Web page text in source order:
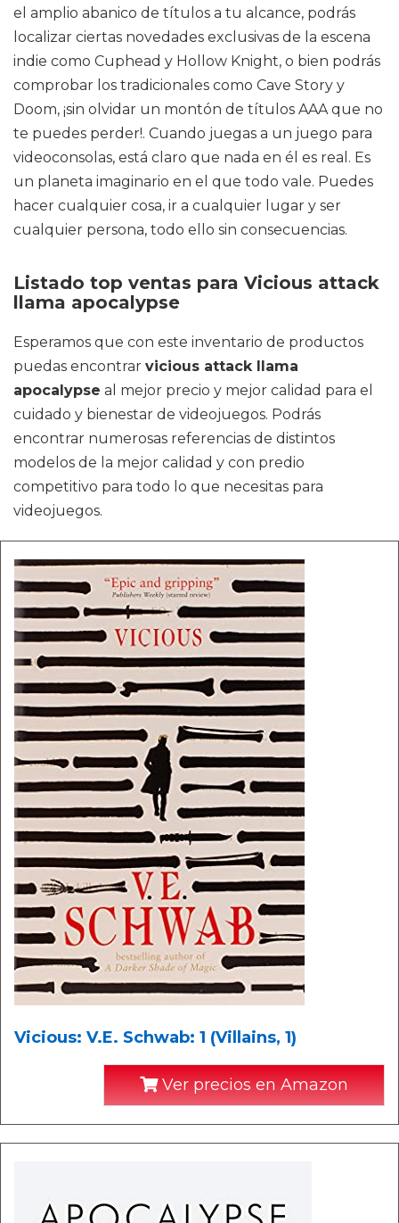
el amplio abanico de títulos a tu alcance, podrás
localizar ciertas novedades exclusivas de la escena
indie como Cuphead y Hollow Knight, o bien podrás
comprobar los tradicionales como Cave Story y
Doom, ¡sin olvidar un montón de títulos AAA que no
te puedes perder!. Cuando juegas a un juego para
videoconsolas, está claro que nada en él es real. Es
un planeta imaginario en el que todo vale. Puedes
hacer cualquier cosa, ir a cualquier lugar y ser
cualquier persona, todo ello sin consecuencias.
Listado top ventas para Vicious attack
llama apocalypse
Esperamos que con este inventario de productos
puedas encontrar vicious attack llama
apocalypse al mejor precio y mejor calidad para el
cuidado y bienestar de videojuegos. Podrás
encontrar numerosas referencias de distintos
modelos de la mejor calidad y con predio
competitivo para todo lo que necesitas para
videojuegos.
Vicious: V.E. Schwab: 1 (Villains, 1)
Ver precios en Amazon